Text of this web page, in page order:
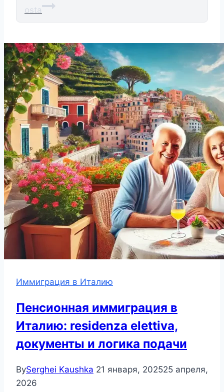
osta
Иммиграция в Италию
Пенсионная иммиграция в
Италию: residenza elettiva,
документы и логика подачи
BySerghei Kaushka 21 января, 202525 апреля,
2026